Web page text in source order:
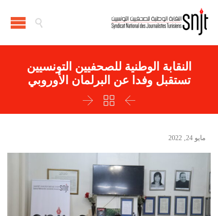

النقابة الوطنية للصحفيين التونسيين
تستقبل وفدا عن البرلمان الأوروبي



مايو 24, 2022